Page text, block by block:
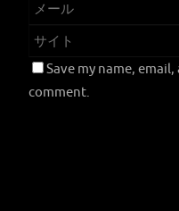
Save my name,
comment.